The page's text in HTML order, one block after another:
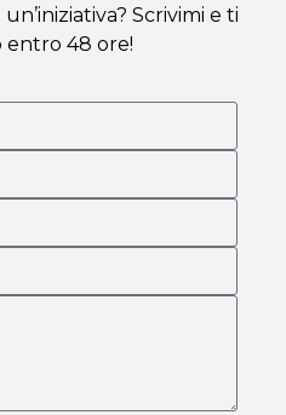
Scrivimi e ti
entro 48 ore!